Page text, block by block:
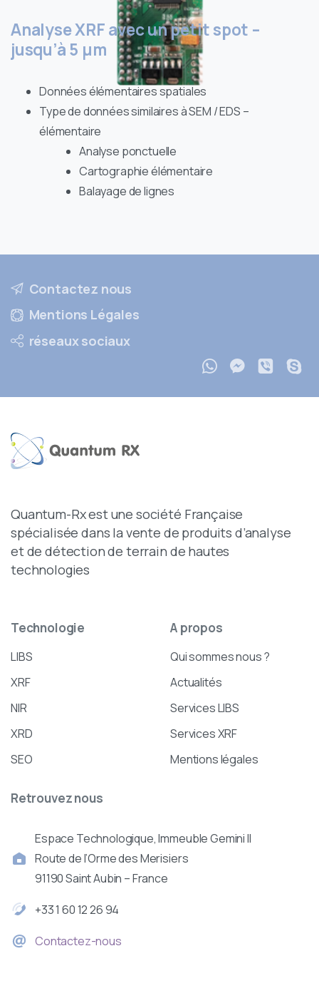
Analyse XRF avec un petit spot –
jusqu’à 5 µm
Données élémentaires spatiales
Type de données similaires à SEM / EDS –
élémentaire
Analyse ponctuelle
Cartographie élémentaire
Balayage de lignes
Contactez nous
Mentions Légales
réseaux sociaux
Quantum-Rx est une société Française
spécialisée dans la vente de produits d’analyse
et de détection de terrain de hautes
technologies
Technologie
LIBS
XRF
NIR
XRD
SEO
A propos
Qui sommes nous ?
Actualités
Services LIBS
Services XRF
Mentions légales
Retrouveznous
Espace Technologique, Immeuble Gemini II
Route de l’Orme des Merisiers
91190 Saint Aubin – France
+33 1 60 12 26 94
Contactez-nous